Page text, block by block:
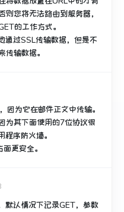
您将无法路由到服务器，
的工作方式。
通过SSL传输数据，但是不
输数据。
为它在邮件正文中传输。
为其下面使用的7位协议很
序防火墙。
更安全。
默认情况下记录GET，参数